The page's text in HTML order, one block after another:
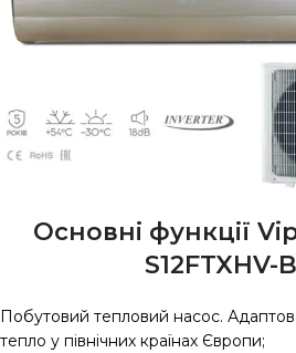
Основні функції
S12FTXHV-
Побутовий тепловий насос.
тепло у північних країнах Європи;